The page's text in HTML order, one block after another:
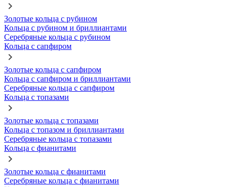
Золотые кольца с рубином
Кольца с рубином и бриллиантами
Серебряные кольца с рубином
Кольца с сапфиром
Золотые кольца с сапфиром
Кольца с сапфиром и бриллиантами
Серебряные кольца с сапфиром
Кольца с топазами
Золотые кольца с топазами
Кольца с топазом и бриллиантами
Серебряные кольца с топазами
Кольца с фианитами
Золотые кольца с фианитами
Серебряные кольца с фианитами